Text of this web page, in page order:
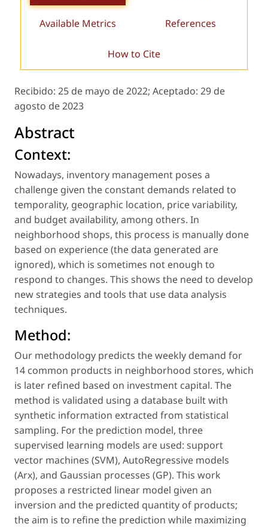
Available Metrics References
How to Cite
Recibido: 25 de mayo de 2022; Aceptado: 29 de
agosto de 2023
Abstract
Context:
Nowadays, inventory management poses a
challenge given the constant demands related to
temporality, geographic location, price variability,
and budget availability, among others. In
neighborhood shops, this process is manually done
based on experience (the data generated are
ignored), which is sometimes not enough to
respond to changes. This shows the need to develop
new strategies and tools that use data analysis
techniques.
Method:
Our methodology predicts the weekly demand for
14 common products in neighborhood stores, which
is later refined based on investment capital. The
method is validated using a database built with
synthetic information extracted from statistical
sampling. For the prediction model, three
supervised learning models are used: support
vector machines (SVM), AutoRegressive models
(Arx), and Gaussian processes (GP). This work
proposes a restricted linear model given an
inversion and the predicted quantity of products;
the aim is to refine the prediction while maximizing